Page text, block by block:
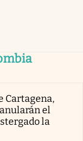
Cartagena,
el
la